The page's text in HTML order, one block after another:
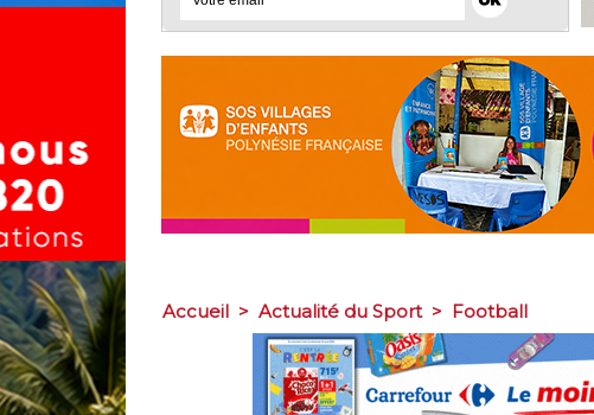
Accueil > Actualité du Sport > Football